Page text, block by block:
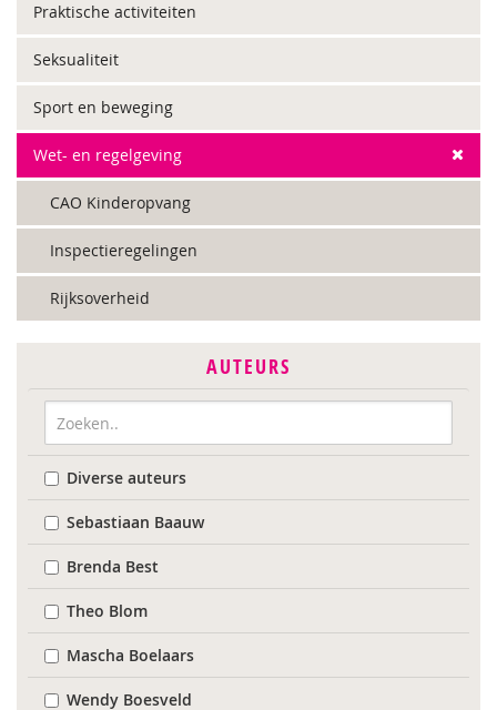
Praktische activiteiten
Seksualiteit
Sport en beweging
Wet- en regelgeving
CAO Kinderopvang
Inspectieregelingen
Rijksoverheid
AUTEURS
Diverse auteurs
Sebastiaan Baauw
Brenda Best
Theo Blom
Mascha Boelaars
Wendy Boesveld